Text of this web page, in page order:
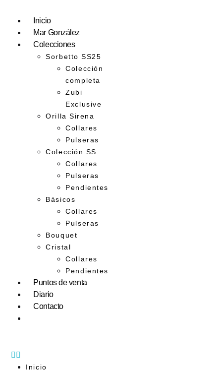
Inicio
Mar González
Colecciones
Sorbetto SS25
Colección
completa
Zubi
Exclusive
Orilla Sirena
Collares
Pulseras
Colección SS
Collares
Pulseras
Pendientes
Básicos
Collares
Pulseras
Bouquet
Cristal
Collares
Pendientes
Puntos de venta
Diario
Contacto
Inicio